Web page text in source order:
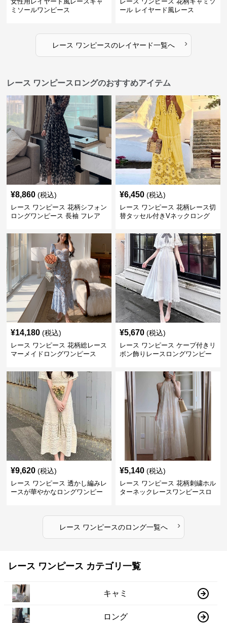
ミソールワンピース
ール レイヤード風レース
レース ワンピースのレイヤード一覧へ ›
レース ワンピースロングのおすすめアイテム
¥8,860 (税込)
レース ワンピース 花柄シフォン
ロングワンピース 長袖 フレア
¥6,450 (税込)
レース ワンピース 花柄レース切
替タッセル付きVネックロング
¥14,180 (税込)
レース ワンピース 花柄総レース
マーメイドロングワンピース
¥5,670 (税込)
レース ワンピース ケープ付きリ
ボン飾りレースロングワンピー
¥9,620 (税込)
レース ワンピース 透かし編みレ
ースが華やかなロングワンピー
¥5,140 (税込)
レース ワンピース 花柄刺繍ホル
ターネックレースワンピースロ
レース ワンピースのロング一覧へ ›
レース ワンピース カテゴリ一覧
キャミ
ロング